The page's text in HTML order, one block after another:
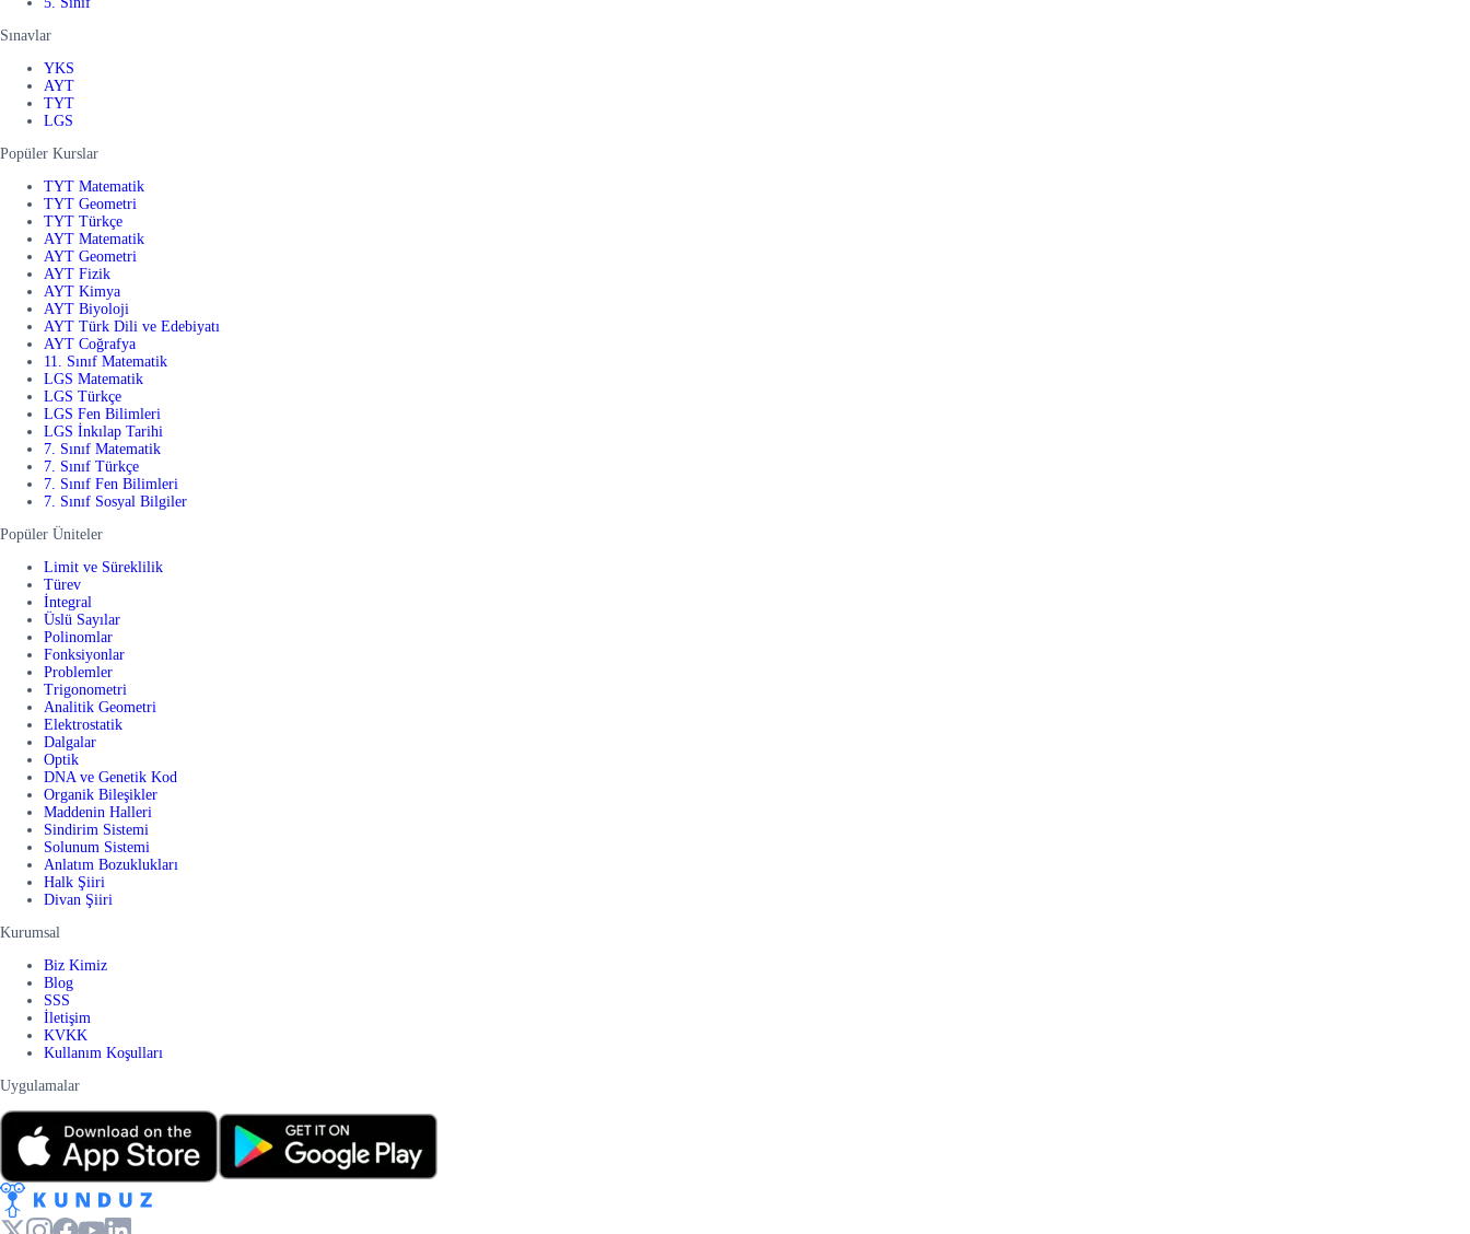
Sınavlar
YKS
AYT
TYT
LGS
Popüler Kurslar
TYT Matematik
TYT Geometri
TYT Türkçe
AYT Matematik
AYT Geometri
AYT Fizik
AYT Kimya
AYT Biyoloji
AYT Türk Dili ve Edebiyatı
AYT Coğrafya
11. Sınıf Matematik
LGS Matematik
LGS Türkçe
LGS Fen Bilimleri
LGS İnkılap Tarihi
7. Sınıf Matematik
7. Sınıf Türkçe
7. Sınıf Fen Bilimleri
7. Sınıf Sosyal Bilgiler
Popüler Üniteler
Limit ve Süreklilik
Türev
İntegral
Üslü Sayılar
Polinomlar
Fonksiyonlar
Problemler
Trigonometri
Analitik Geometri
Elektrostatik
Dalgalar
Optik
DNA ve Genetik Kod
Organik Bileşikler
Maddenin Halleri
Sindirim Sistemi
Solunum Sistemi
Anlatım Bozuklukları
Halk Şiiri
Divan Şiiri
Kurumsal
Biz Kimiz
Blog
SSS
İletişim
KVKK
Kullanım Koşulları
Uygulamalar